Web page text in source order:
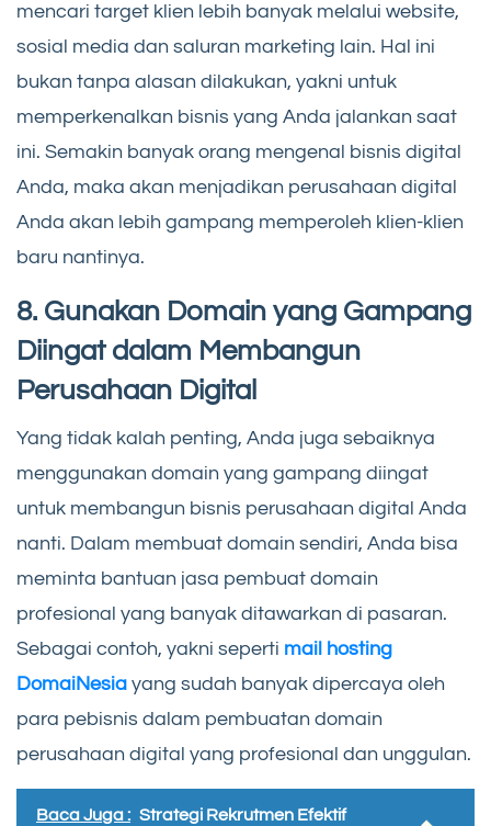
mencari target klien lebih banyak melalui website,
sosial media dan saluran marketing lain. Hal ini
bukan tanpa alasan dilakukan, yakni untuk
memperkenalkan bisnis yang Anda jalankan saat
ini. Semakin banyak orang mengenal bisnis digital
Anda, maka akan menjadikan perusahaan digital
Anda akan lebih gampang memperoleh klien-klien
baru nantinya.
8. Gunakan Domain yang Gampang
Diingat dalam Membangun
Perusahaan Digital
Yang tidak kalah penting, Anda juga sebaiknya
menggunakan domain yang gampang diingat
untuk membangun bisnis perusahaan digital Anda
nanti. Dalam membuat domain sendiri, Anda bisa
meminta bantuan jasa pembuat domain
profesional yang banyak ditawarkan di pasaran.
Sebagai contoh, yakni seperti mail hosting
DomaiNesia yang sudah banyak dipercaya oleh
para pebisnis dalam pembuatan domain
perusahaan digital yang profesional dan unggulan.
Baca Juga : Strategi Rekrutmen Efektif